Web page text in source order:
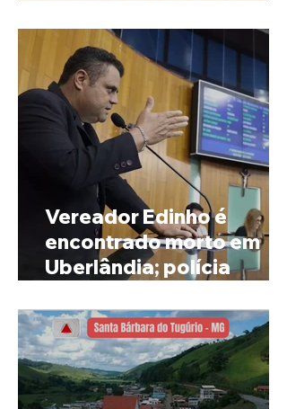
Vereador Edinho é
encontrado morto em
Uberlândia; polícia